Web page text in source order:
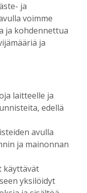
ja
voimme
ja kohdennettua
ja
laitteelle ja
edellä
avulla
ja mainonnan
käyttävät
yksilöidyt